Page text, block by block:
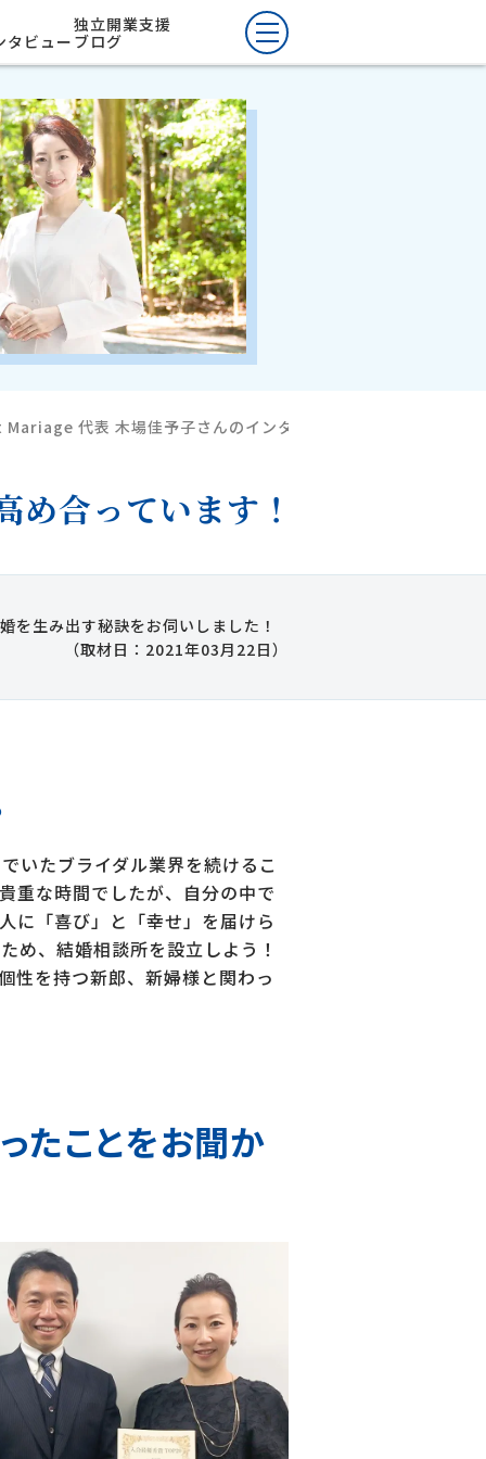
タビュー
独立開業支援
ブログ
代表 木場佳予子さんのインタビュー
合っています！
生み出す秘訣をお伺いしました！
（取材日：2021年03月22日）
いたブライダル業界を続けるこ
重な時間でしたが、自分の中で
に「喜び」と「幸せ」を届けら
め、結婚相談所を設立しよう！
性を持つ新郎、新婦様と関わっ
たことをお聞か